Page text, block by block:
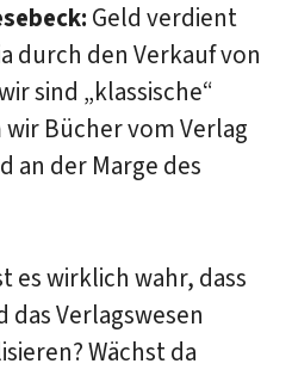
Geld verdient
durch den Verkauf von
sind „klassische“
Bücher vom Verlag
an der Marge des
es wirklich wahr, dass
Verlagswesen
Wächst da